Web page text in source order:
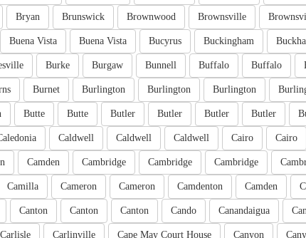
Brownsville
Brownwood
Brunswick
Bryan
Buckingham
Bucyrus
Buena Vista
Buena Vista
Buffalo
Buffalo
Bunnell
Burgaw
Burke
Burlington
Burlington
Burlington
Burnet
Butler
Butler
Butler
Butler
Butte
Butte
Cairo
Cairo
Caldwell
Caldwell
Caldwell
Cambridge
Cambridge
Cambridge
Camden
Camden
Camdenton
Cameron
Cameron
Camilla
Canandaigua
Cando
Canton
Canton
Canton
Canyon
Cape May Court House
Carlinville
Carlisle